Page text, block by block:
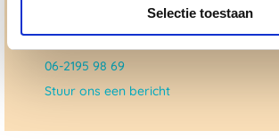
Selectie toestaan
advies@paardendrogist.nl
Whatsapp met ons
06-2195 98 69
Stuur ons een bericht